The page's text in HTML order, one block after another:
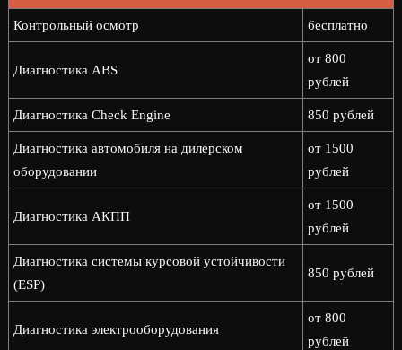
Контрольный осмотр бесплатно
Диагностика ABS
от 800
рублей
Диагностика Check Engine 850 рублей
Диагностика автомобиля на дилерском
оборудовании
от 1500
рублей
Диагностика АКПП
от 1500
рублей
Диагностика системы курсовой устойчивости
(ESP)
850 рублей
Диагностика электрооборудования
от 800
рублей